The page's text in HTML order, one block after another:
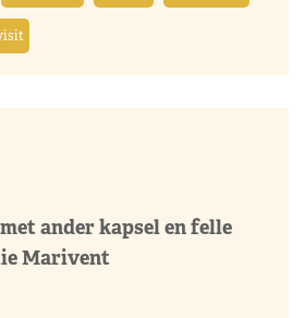
ander kapsel en felle
Marivent